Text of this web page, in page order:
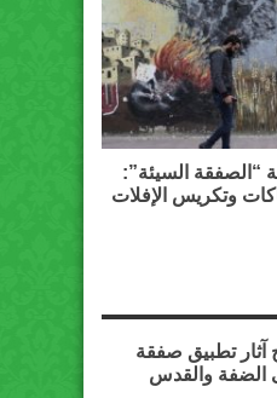
“الصفقة السيئة”:
وتكريس الإفلات
آثار تطبيق صفقة
الضفة والقدس